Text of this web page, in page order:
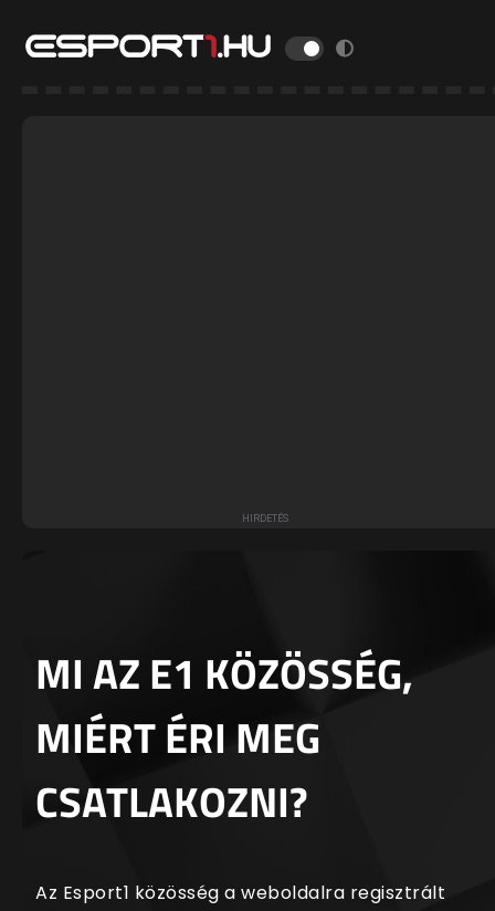
MI AZ E1 KÖZÖSSÉG,
MIÉRT ÉRI MEG
CSATLAKOZNI?
Az Esport1 közösség a weboldalra regisztrált